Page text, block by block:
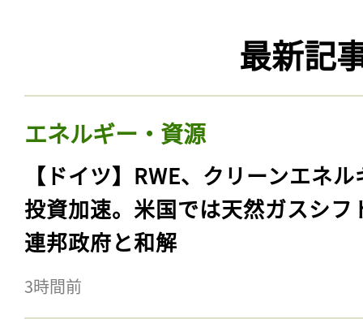
最新記
エネルギー・資源
【ドイツ】RWE、クリーンエネ
投資加速。米国では天然ガスシフ
連邦政府と和解
3時間前